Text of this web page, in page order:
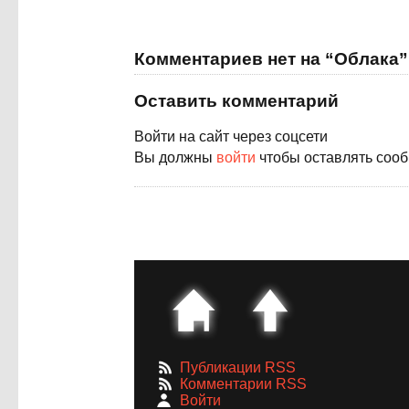
Комментариев нет на “Облака”
Оставить комментарий
Войти на сайт через соцсети
Вы должны войти чтобы оставлять
Публикации RSS
Комментарии RSS
Войти